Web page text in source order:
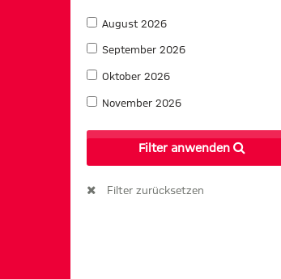
August 2026
September 2026
Oktober 2026
November 2026
Filter anwenden
Filter zurücksetzen